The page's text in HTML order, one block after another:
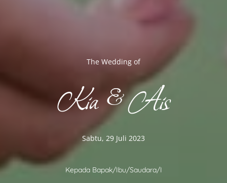
The Wedding of
Kia & Ais
Sabtu, 29 Juli 2023
Kepada Bapak/Ibu/Saudara/i